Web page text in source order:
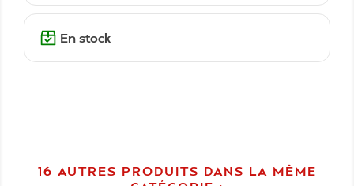
En stock
16 AUTRES PRODUITS DANS LA MÊME